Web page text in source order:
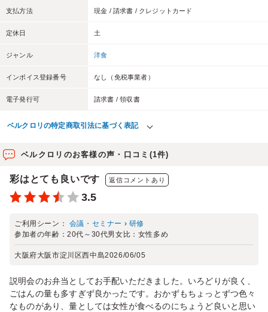
支払方法 現金 / 請求書 / クレジットカード
定休日 土
ジャンル 洋食
インボイス登録番号 なし（免税事業者）
電子発行可 請求書 / 領収書
ベルクロリの特定商取引法に基づく表記
ベルクロリのお客様の声・口コミ(1件)
彩はとても良いです 返信コメントあり
3.5
ご利用シーン： 会議・セミナー › 研修
参加者の年齢：20代～30代男女比： 女性多め
大阪府大阪市淀川区西中島2026/06/05
説明会のお弁当としてお手配いただきました。いろどりが良く、
ごはんの量も多すぎず良かったです。おかずもちょっとずつ色々
なものがあり、量としては女性が食べるのにちょうど良いと思い